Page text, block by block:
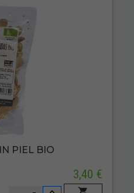
PIEL BIO
3,40 €